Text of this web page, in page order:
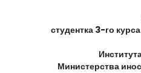
студентка 3-го
Министерства